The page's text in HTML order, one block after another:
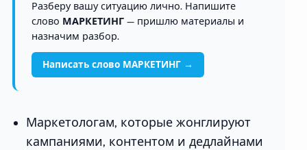
Разберу вашу ситуацию лично. Напишите
слово МАРКЕТИНГ— пришлю материалы и
назначим разбор.
Написать слово МАРКЕТИНГ →
Маркетологам, которые жонглируют
кампаниями, контентом и дедлайнами